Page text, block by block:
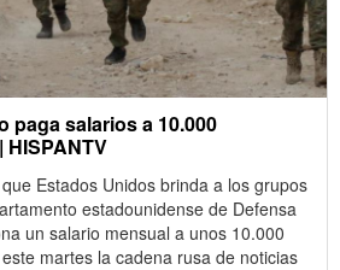
paga salarios a 10.000
HISPANTV
Estados Unidos brinda a los grupos
estadounidense de Defensa
un salario mensual a unos 10.000
este martes la cadena rusa de noticias